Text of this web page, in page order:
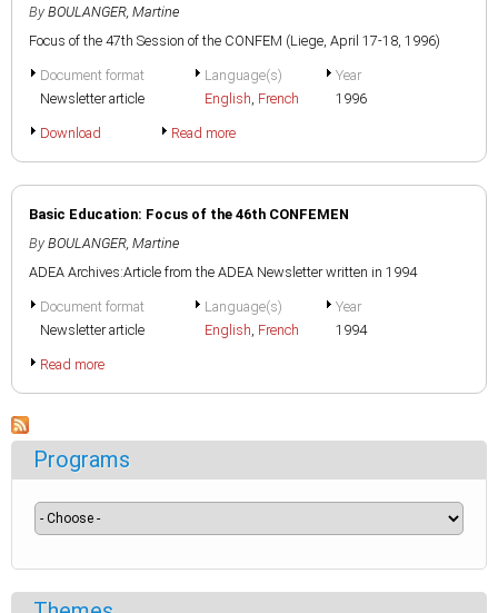
By BOULANGER, Martine
Focus of the 47th Session of the CONFEM (Liege, April 17-18, 1996)
Document format
Newsletter article
Language(s)
English, French
Year
1996
Download Read more
Basic Education: Focus of the 46th CONFEMEN
By BOULANGER, Martine
ADEA Archives:Article from the ADEA Newsletter written in 1994
Document format
Newsletter article
Language(s)
English, French
Year
1994
Read more
Programs